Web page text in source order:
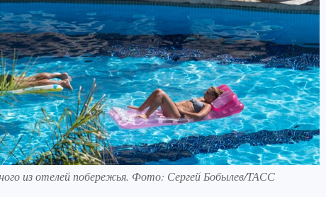
из отелей побережья. Фото: Сергей Бобылев/ТАСС